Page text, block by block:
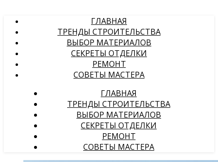
ГЛАВНАЯ
ТРЕНДЫ СТРОИТЕЛЬСТВА
ВЫБОР МАТЕРИАЛОВ
СЕКРЕТЫ ОТДЕЛКИ
РЕМОНТ
СОВЕТЫ МАСТЕРА
ГЛАВНАЯ
ТРЕНДЫ СТРОИТЕЛЬСТВА
ВЫБОР МАТЕРИАЛОВ
СЕКРЕТЫ ОТДЕЛКИ
РЕМОНТ
СОВЕТЫ МАСТЕРА